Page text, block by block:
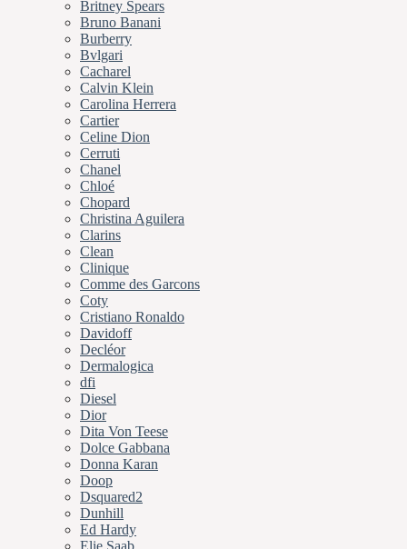
Britney Spears
Bruno Banani
Burberry
Bvlgari
Cacharel
Calvin Klein
Carolina Herrera
Cartier
Celine Dion
Cerruti
Chanel
Chloé
Chopard
Christina Aguilera
Clarins
Clean
Clinique
Comme des Garcons
Coty
Cristiano Ronaldo
Davidoff
Decléor
Dermalogica
dfi
Diesel
Dior
Dita Von Teese
Dolce Gabbana
Donna Karan
Doop
Dsquared2
Dunhill
Ed Hardy
Elie Saab